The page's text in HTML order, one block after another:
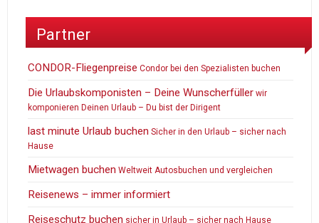
Partner
CONDOR-Fliegenpreise Condor bei den Spezialisten buchen
Die Urlaubskomponisten – Deine Wunscherfüller wir
komponieren Deinen Urlaub – Du bist der Dirigent
last minute Urlaub buchen Sicher in den Urlaub – sicher nach
Hause
Mietwagen buchen Weltweit Autosbuchen und vergleichen
Reisenews – immer informiert
Reiseschutz buchen sicher in Urlaub – sicher nach Hause